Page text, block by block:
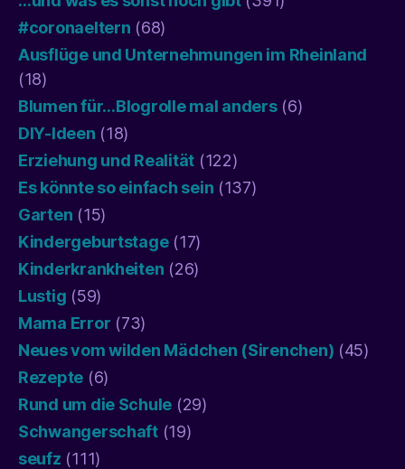
#coronaeltern (68)
Ausflüge und Unternehmungen im Rheinland
(18)
Blumen für…Blogrolle mal anders(6)
DIY-Ideen (18)
Erziehung und Realität (122)
Es könnte so einfach sein (137)
Garten (15)
Kindergeburtstage(17)
Kinderkrankheiten (26)
Lustig (59)
Mama Error (73)
Neues vom wilden Mädchen (Sirenchen) (45)
Rezepte (6)
Rund um die Schule (29)
Schwangerschaft(19)
seufz (111)